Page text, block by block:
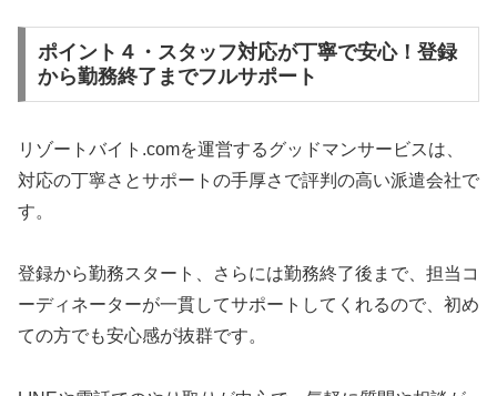
ポイント４・スタッフ対応が丁寧で安心！登録
から勤務終了までフルサポート
リゾートバイト.comを運営するグッドマンサービスは、
対応の丁寧さとサポートの手厚さで評判の高い派遣会社で
す。
登録から勤務スタート、さらには勤務終了後まで、担当コ
ーディネーターが一貫してサポートしてくれるので、初め
ての方でも安心感が抜群です。